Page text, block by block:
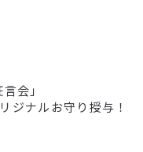
会」
ナルお守り授与！